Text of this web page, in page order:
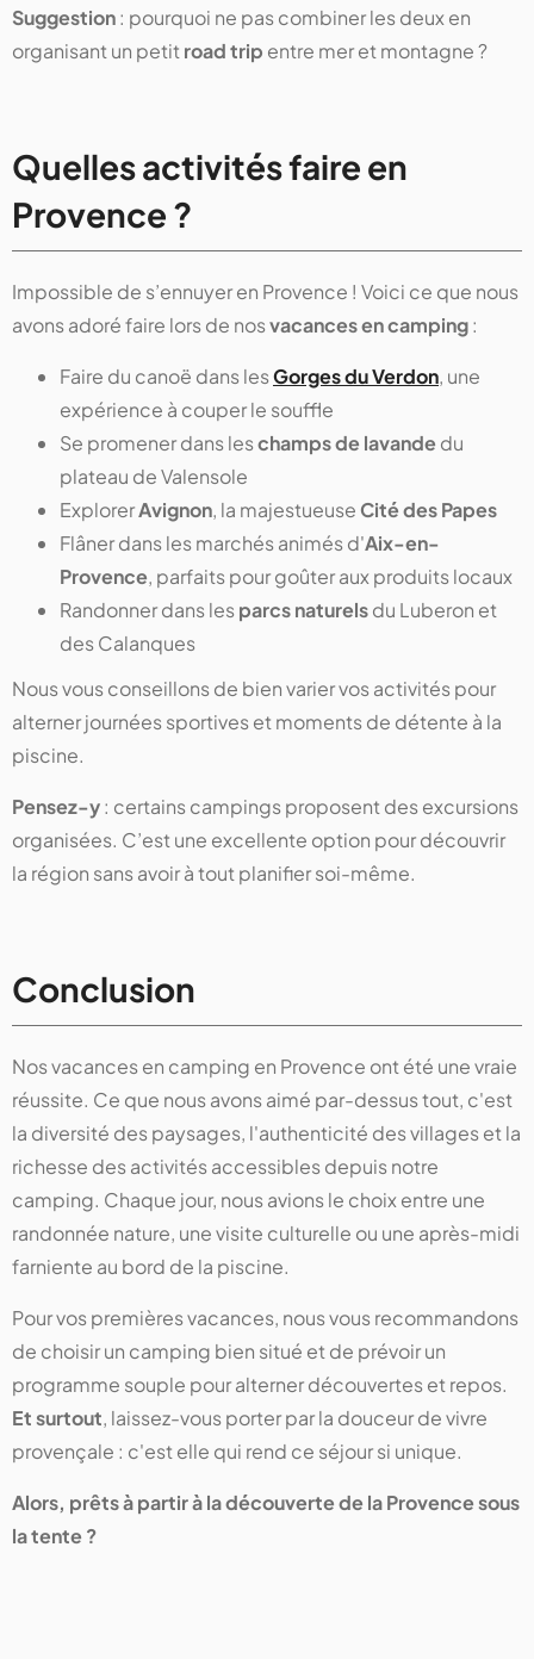
Suggestion: pourquoi ne pas combiner les deux en
organisant un petitroad trip entre mer et montagne ?
Quelles activités faire en
Provence ?
Impossible de s’ennuyer en Provence ! Voici ce que nous
avons adoré faire lors de nosvacances en camping:
Faire du canoë dans lesGorges du Verdon, une
expérience à couper le souffle
Se promener dans leschamps de lavandedu
plateau de Valensole
ExplorerAvignon, la majestueuse Cité des Papes
Flâner dans les marchés animés d'Aix-en-
Provence, parfaits pour goûter aux produits locaux
Randonner dans lesparcs naturelsdu Luberon et
des Calanques
Nous vous conseillons de bien varier vos activités pour
alterner journées sportives et moments de détente à la
piscine.
Pensez-y: certains campings proposent des excursions
organisées. C’est une excellente option pour découvrir
la région sans avoir à tout planifier soi-même.
Conclusion
Nos vacances en camping en Provence ont été une vraie
réussite. Ce que nous avons aimé par-dessus tout, c'est
la diversité des paysages, l'authenticité des villages et la
richesse des activités accessibles depuis notre
camping. Chaque jour, nous avions le choix entre une
randonnée nature, une visite culturelle ou une après-midi
farniente au bord de la piscine.
Pour vos premières vacances, nous vous recommandons
de choisir un camping bien situé et de prévoir un
programme souple pour alterner découvertes et repos.
Et surtout, laissez-vous porter par la douceur de vivre
provençale : c'est elle qui rend ce séjour si unique.
Alors, prêts à partir à la découverte de la Provence sous
la tente ?